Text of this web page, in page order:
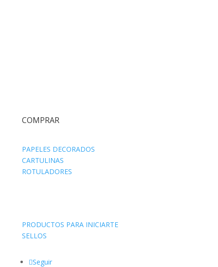
COMPRAR
PAPELES DECORADOS
CARTULINAS
ROTULADORES
PRODUCTOS PARA INICIARTE
SELLOS
Seguir